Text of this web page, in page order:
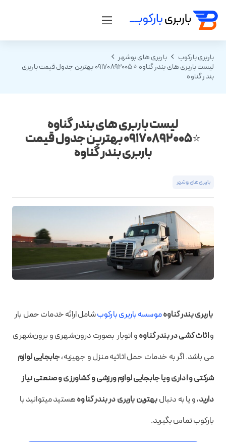
باربری بارکوب
باربری های بوشهر
لیست باربری های بندر گناوه ⭐️09170892005 بهترین جدول قیمت باربری
بندر گناوه
لیست باربری های بندر گناوه
⭐️09170892005 بهترین جدول قیمت
باربری بندر گناوه
باربری های بوشهر
باربری بندر گناوهموسسه باربری بارکوبشامل ارائه خدمات حمل بار
واثاث کشی در بندر گناوهو اتوبار بصورت درون‌شهری و برون‌شهری
می باشد. اگر به خدمات حمل اثاثیه منزل و جهیزیه،جابجایی لوازم
شرکتی و اداری ویا جابجایی لوازم ورزشی و کشاورزی و صنعتی نیاز
دارید، و یا به دنبالبهترین باربری در بندر گناوههستید میتوانید با
بارکوب تماس بگیرید.